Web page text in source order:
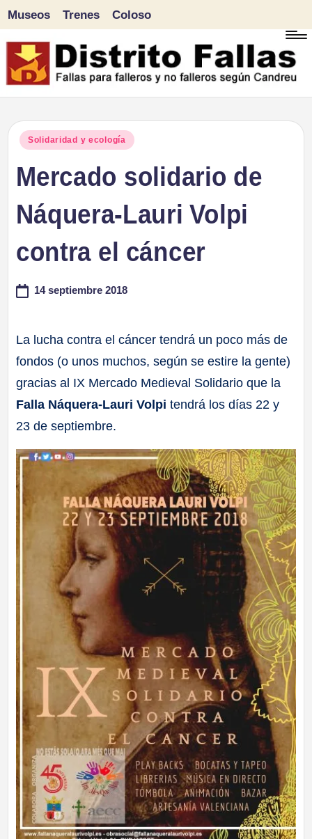
Saltar
al
Museos Trenes Coloso
Publicado
Solidaridad y ecología
Mercado solidario de
Náquera-Lauri Volpi
contra el cáncer
14 septiembre 2018
La lucha contra el cáncer tendrá un poco más de
fondos (o unos muchos, según se estire la gente)
gracias al IX Mercado Medieval Solidario que la
Falla Náquera-Lauri Volpi tendrá los días 22 y
23 de septiembre.